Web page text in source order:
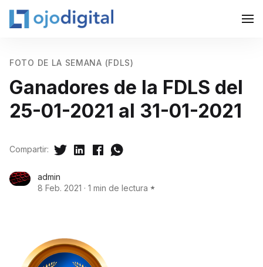
FOTO DE LA SEMANA (FDLS)
Ganadores de la FDLS del
25-01-2021 al 31-01-2021
admin
8 Feb. 2021 · 1 min de lectura
Compartir: